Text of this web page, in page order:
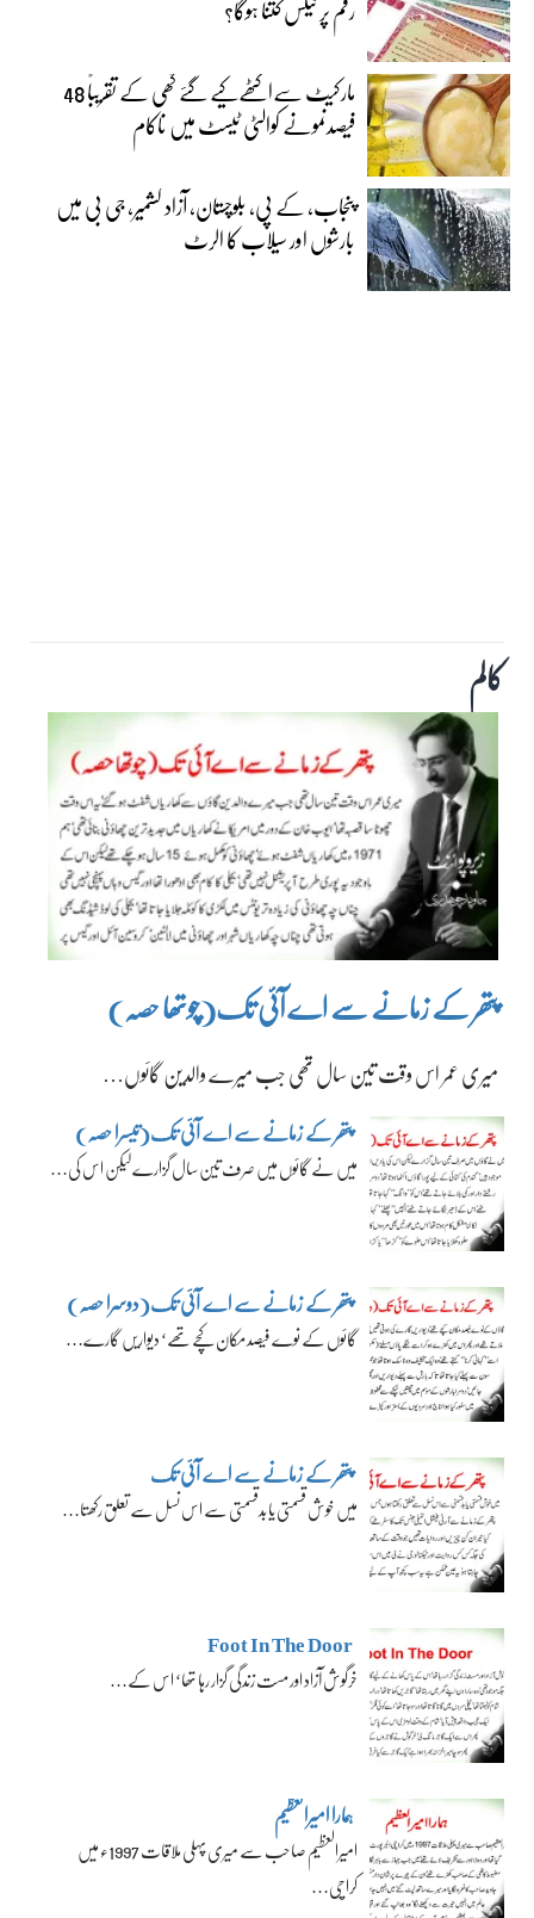
مارکیٹ سےاکٹھےکیے گئے گھی کے تقریباً 48
فیصدنمونے کوالٹی ٹیسٹ میں ناکام
پنجاب، کے پی، بلوچستان، آزاد کشمیر، جی بی میں
بارشوں اور سیلاب کا الرٹ
کالم
پتھر کے زمانے سے اے آئی تک(چوتھا حصہ)
میری عمر اس وقت تین سال تھی جب میرے والدین گائوں…
پتھر کے زمانے سے اے آئی تک(تیسرا حصہ)
میں نے گائوں میں صرف تین سال گزارے لیکن اس کی…
پتھر کے زمانے سے اے آئی تک(دوسرا حصہ)
گائوں کے نوے فیصد مکان کچے تھے‘ دیواریں گارے…
پتھر کے زمانے سے اے آئی تک
میں خوش قسمتی یا بدقسمتی سے اس نسل سے تعلق رکھتا…
Foot In The Door
خرگوش آزاد اور مست زندگی گزار رہا تھا‘ اس کے…
ہمارا امیرالعظیم
امیرالعظیم صاحب سے میری پہلی ملاقات 1997ء میں
کراچی…